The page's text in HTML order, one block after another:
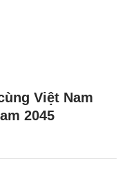
Việt Nam
2045